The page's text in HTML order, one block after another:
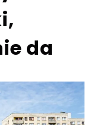
da